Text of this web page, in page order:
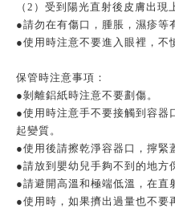
（2）受到陽光直射後皮膚出現
●請勿在有傷口，腫脹，濕疹等
●使用時注意不要進入眼裡，不
保管時注意事項：
●剝離鋁紙時注意不要劃傷。
●使用時注意手不要接觸到容器
起變質。
●使用後請擦乾淨容器口，擰緊
●請放到嬰幼兒手夠不到的地方
●請避開高溫和極端低溫，在直
●使用時，如果擠出過量也不要